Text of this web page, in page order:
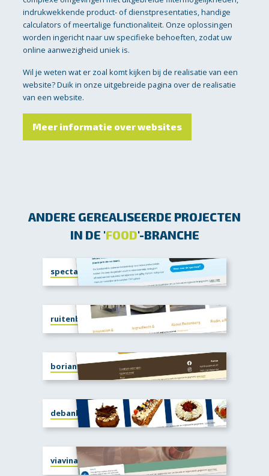
indrukwekkende product- of dienstpresentaties, handige
calculators of meertalige functionaliteit. Onze oplossingen
worden ingericht naar uw specifieke behoeften, zodat uw
online aanwezigheid uniek is.
Wil je weten wat er zoal komt kijken bij de realisatie van een
website? Duik in onze uitgebreide pagina over de realisatie
van een website.
Meer informatie over websites
ANDERE GEREALISEERDE PROJECTEN
IN DE 'FOOD'-BRANCHE
spectank.nl
ruitenberg.com
borian.nl
debanketbakkerij.nl
viavina.nl